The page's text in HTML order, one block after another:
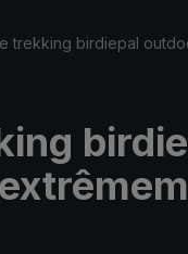
trekking birdiepal